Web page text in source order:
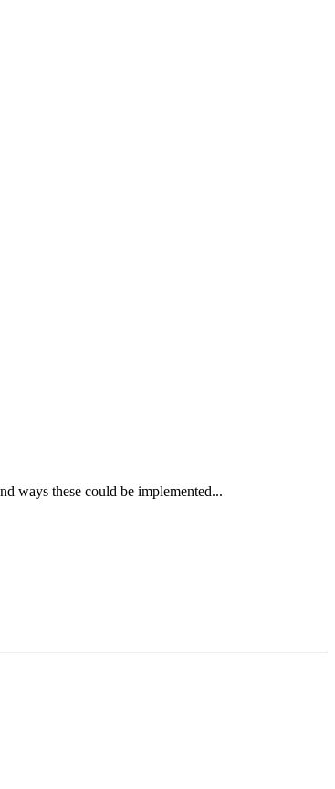
ways these could be implemented...